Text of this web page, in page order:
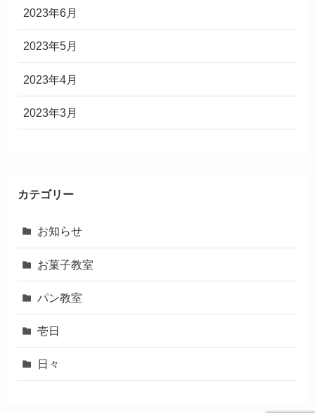
2023年6月
2023年5月
2023年4月
2023年3月
カテゴリー
お知らせ
お菓子教室
パン教室
壱日
日々